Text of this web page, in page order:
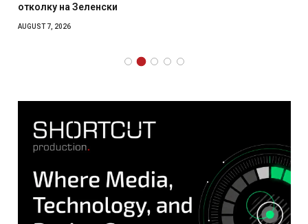
отколку на Зеленски
AUGUST 7, 2026